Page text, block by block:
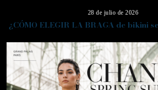
28 de julio de 2026
¿CÓMO ELEGIR LA BRAGA de bikini